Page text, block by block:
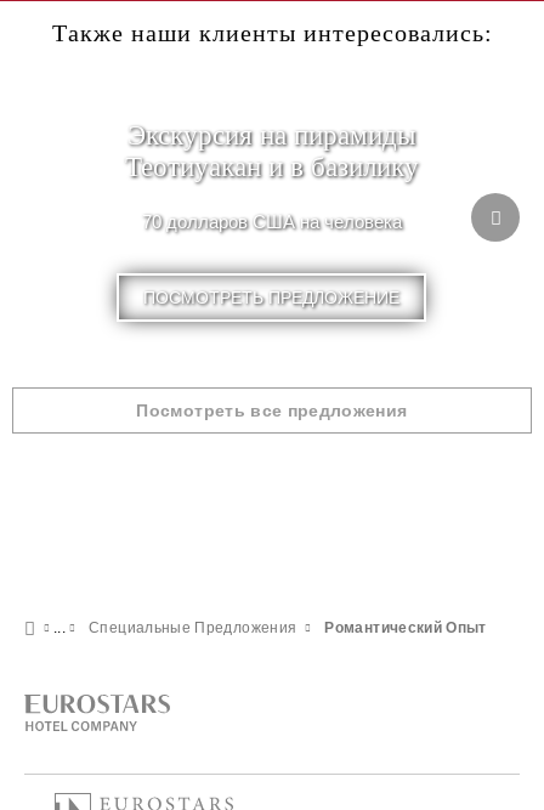
Также наши клиенты интересовались:
Экскурсия на пирамиды
Теотиуакан и в базилику
70 долларов США на человека
ПОСМОТРЕТЬ ПРЕДЛОЖЕНИЕ
Посмотреть все предложения
Специальные Предложения Pомантический Опыт